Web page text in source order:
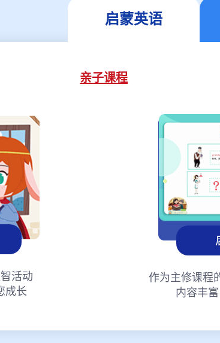
启蒙英语
亲子课程
活动
成长
作为主修课程
内容丰